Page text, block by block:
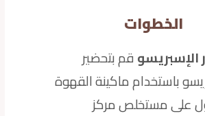
الخطوات
الإسبريسوقم بتحضير
باستخدام ماكينة القهوة
على مستخلص مركز